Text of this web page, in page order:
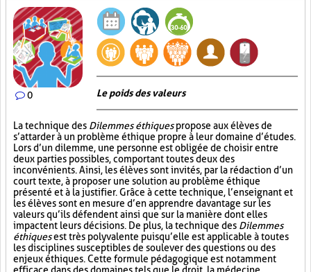
0 Le poids des valeurs
La technique des Dilemmes éthiquespropose aux élèves de
s’attarder à un problème éthique propre à leur domaine d’études.
Lors d’un dilemme, une personne est obligée de choisir entre
deux parties possibles, comportant toutes deux des
inconvénients. Ainsi, les élèves sont invités, par la rédaction d’un
court texte, à proposer une solution au problème éthique
présenté et à la justifier. Grâce à cette technique, l’enseignant et
les élèves sont en mesure d’en apprendre davantage sur les
valeurs qu’ils défendent ainsi que sur la manière dont elles
impactent leurs décisions. De plus, la technique des Dilemmes
éthiquesest très polyvalente puisqu’elle est applicable à toutes
les disciplines susceptibles de soulever des questions ou des
enjeux éthiques. Cette formule pédagogique est notamment